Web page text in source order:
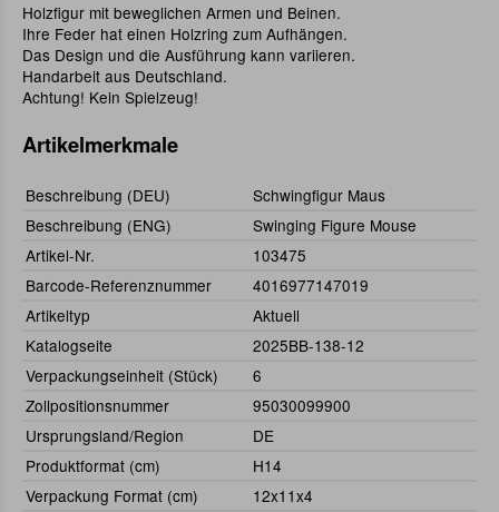
Holzfigur mit beweglichen Armen und Beinen.
Ihre Feder hat einen Holzring zum Aufhängen.
Das Design und die Ausführung kann variieren.
Handarbeit aus Deutschland.
Achtung! Kein Spielzeug!
Artikelmerkmale
Beschreibung (DEU)
Schwingfigur Maus
Beschreibung (ENG)
Swinging Figure Mouse
Artikel-Nr.
103475
Barcode-Referenznummer
4016977147019
Artikeltyp
Aktuell
Katalogseite
2025BB-138-12
Verpackungseinheit (Stück)
6
Zollpositionsnummer
95030099900
Ursprungsland/Region
DE
Produktformat (cm)
H14
Verpackung Format (cm)
12x11x4